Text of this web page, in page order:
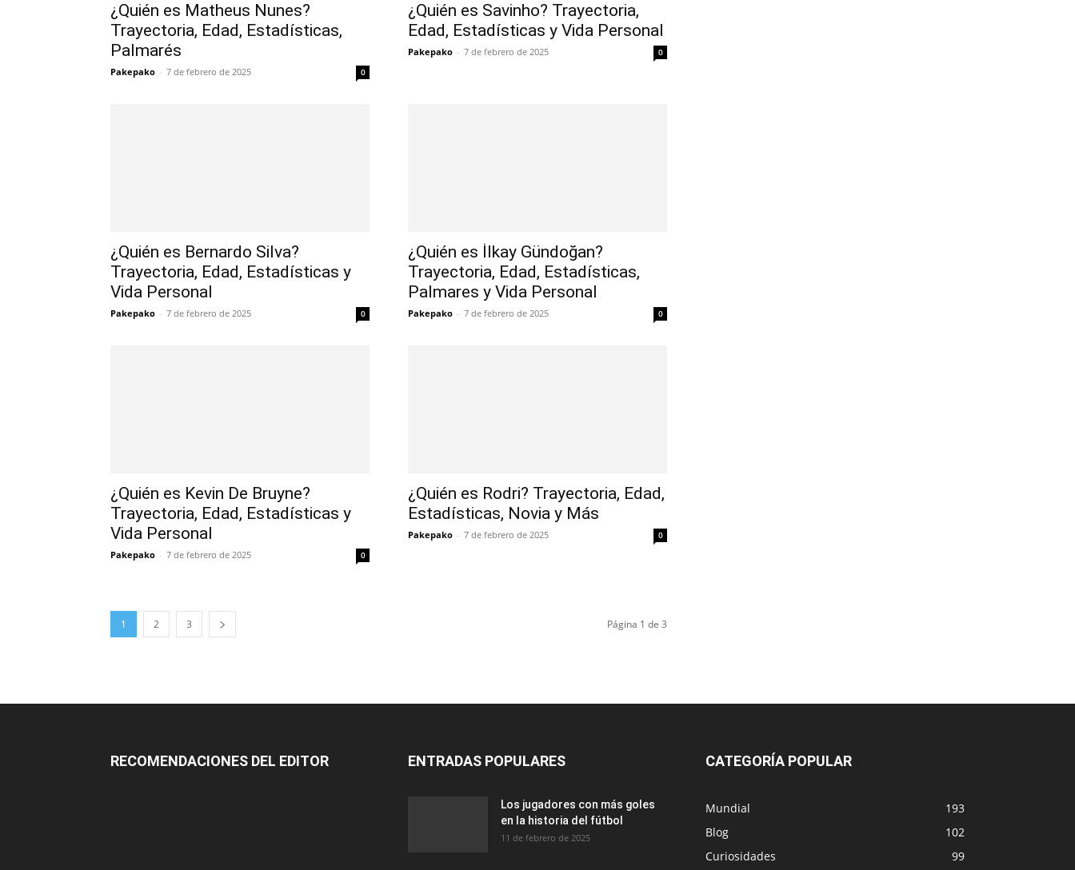
¿Quién es Matheus Nunes?
Trayectoria, Edad, Estadísticas,
Palmarés
Pakepako - 7 de febrero de 2025 0
¿Quién es Savinho? Trayectoria,
Edad, Estadísticas y Vida Personal
Pakepako - 7 de febrero de 2025 0
¿Quién es Bernardo Silva?
Trayectoria, Edad, Estadísticas y
Vida Personal
Pakepako - 7 de febrero de 2025 0
¿Quién es İlkay Gündoğan?
Trayectoria, Edad, Estadísticas,
Palmares y Vida Personal
Pakepako - 7 de febrero de 2025 0
¿Quién es Kevin De Bruyne?
Trayectoria, Edad, Estadísticas y
Vida Personal
Pakepako - 7 de febrero de 2025 0
¿Quién es Rodri? Trayectoria, Edad,
Estadísticas, Novia y Más
Pakepako - 7 de febrero de 2025 0
1 2 3 Página 1 de 3
RECOMENDACIONES DEL EDITOR ENTRADAS POPULARES
Los jugadores con más goles
en la historia del fútbol
11 de febrero de 2025
CATEGORÍA POPULAR
Mundial
193
Blog
102
Curiosidades
99